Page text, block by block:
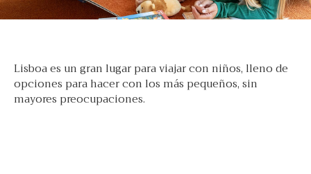
Lisboa es un gran lugar para viajar con niños, lleno de
opciones para hacer con los más pequeños, sin
mayores preocupaciones.